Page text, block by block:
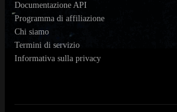
Documentazione API
Programma di affiliazione
Chi siamo
Termini di servizio
Informativa sulla privacy